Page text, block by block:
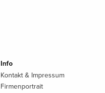
Info
Kontakt & Impressum
Firmenportrait